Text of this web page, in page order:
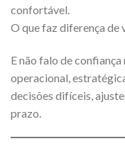
confortável.
O que faz diferença de
E não falo de
operacional,
decisões difíceis,
prazo.